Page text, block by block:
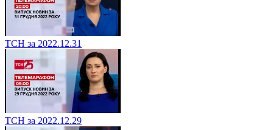
ТСН за 2022.12.31
ТСН за 2022.12.29